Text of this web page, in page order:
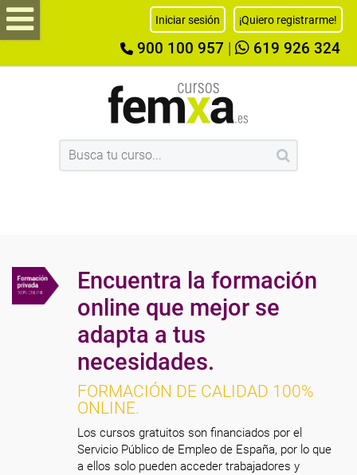
Iniciar sesión ¡Quiero registrarme!
900 100 957 619 926 324
Encuentra la formación
online que mejor se
adapta a tus
necesidades.
FORMACIÓN DE CALIDAD 100%
ONLINE.
Los cursos gratuitos son financiados por el
Servicio Público de Empleo de España, por lo que
a ellos solo pueden acceder trabajadores y